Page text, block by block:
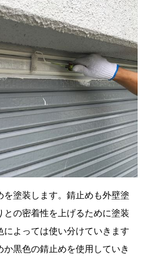
塗装します。錆止めも外壁塗
の密着性を上げるために塗装
によっては使い分けていきます
黒色の錆止めを使用していき